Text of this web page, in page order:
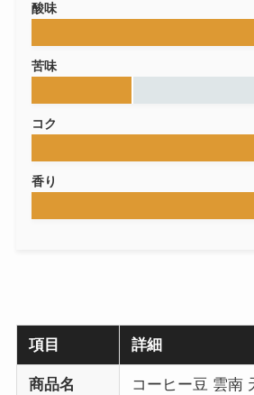
酸味
苦味
コク
香り
項目 詳細
商品名 コーヒー豆 雲南